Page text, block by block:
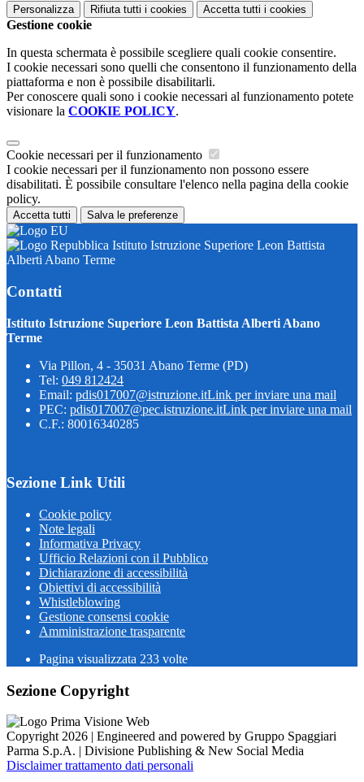
Personalizza Rifiuta tutti i cookies Accetta tutti i cookies
Gestione cookie
In questa schermata è possibile scegliere quali cookie consentire.
I cookie necessari sono quelli che consentono il funzionamento della
piattaforma e non è possibile disabilitarli.
Per conoscere quali sono i cookie necessari al funzionamento potete
visionare la COOKIE POLICY.
Cookie necessari per il funzionamento
I cookie necessari per il funzionamento non possono essere
disabilitati. È possibile consultare l'elenco nella pagina della cookie
policy.
Accetta tutti Salva le preferenze
Istituto Istruzione Superiore Leon Battista
Alberti Abano Terme
Contatti
Istituto Istruzione Superiore Leon Battista Alberti Abano
Terme
Via Pillon, 4 - 35031 Abano Terme (PD)
Tel: 049 812424
Email: pdis017007@istruzione.itLink per inviare una mail
PEC: pdis017007@pec.istruzione.itLink per inviare una mail
C.F.: 80016340285
Sezione Link Utili
Cookie policy
Note legali
Informativa Privacy
Ufficio Relazioni con il Pubblico
Dichiarazione di accessibilità
Obiettivi di accessibilità
Whistleblowing
Gestione consensi cookie
Amministrazione trasparente
Pagina visualizzata 233 volte
Sezione Copyright
Copyright 2026 | Engineered and powered by Gruppo Spaggiari
Parma S.p.A. | Divisione Publishing & New Social Media
Disclaimer trattamento dati personali